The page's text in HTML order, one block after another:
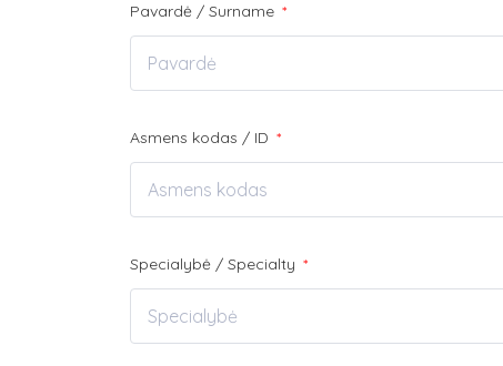
Pavardė / Surname *
Asmens kodas / ID *
Specialybė / Specialty *